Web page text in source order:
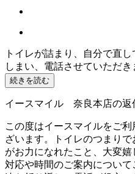
トイレが詰まり、自分で直
しまい、電話させていただ
続きを読む
イースマイル 奈良本店の返
この度はイースマイルをご
ざいます。トイレのつまり
がお力になれたこと、大変
対応や時間のご案内につい